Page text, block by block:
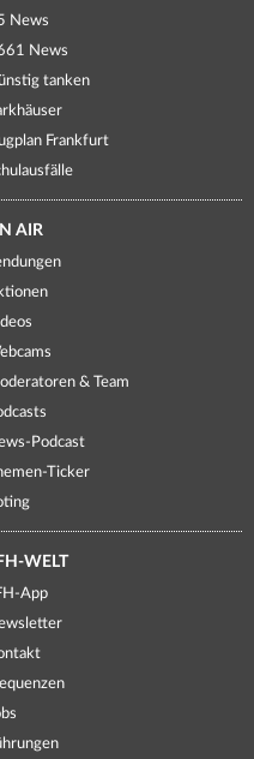
News
News
tanken
Frankfurt
AIR
& Team
Podcast
Ticker
WELT
App